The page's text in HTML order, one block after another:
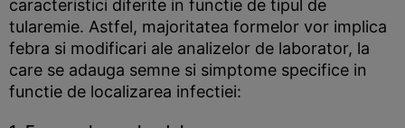
caracteristici diferite in functie de tipul de
tularemie. Astfel, majoritatea formelor vor implica
febra si modificari ale analizelor de laborator, la
care se adauga semne si simptome specifice in
functie de localizarea infectiei: